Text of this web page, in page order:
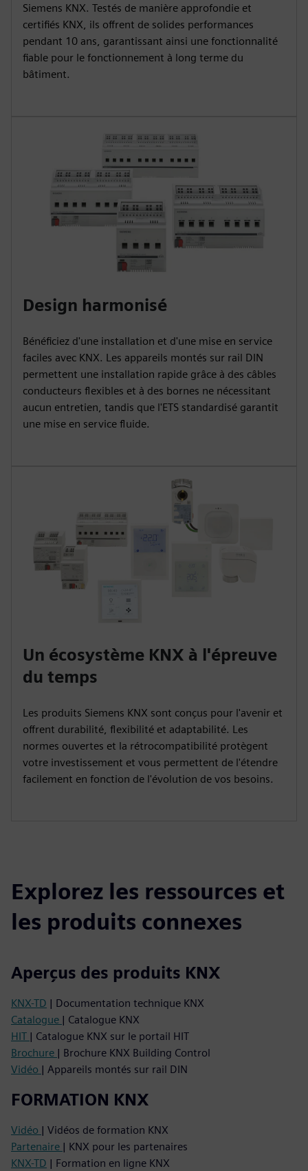
Siemens KNX. Testés de manière approfondie et
certifiés KNX, ils offrent de solides performances
pendant 10 ans, garantissant ainsi une fonctionnalité
fiable pour le fonctionnement à long terme du
bâtiment.
Design harmonisé
Bénéficiez d'une installation et d'une mise en service
faciles avec KNX. Les appareils montés sur rail DIN
permettent une installation rapide grâce à des câbles
conducteurs flexibles et à des bornes ne nécessitant
aucun entretien, tandis que l'ETS standardisé garantit
une mise en service fluide.
Un écosystème KNX à l'épreuve
du temps
Les produits Siemens KNX sont conçus pour l'avenir et
offrent durabilité, flexibilité et adaptabilité. Les
normes ouvertes et la rétrocompatibilité protègent
votre investissement et vous permettent de l'étendre
facilement en fonction de l'évolution de vos besoins.
Explorez les ressources et
les produits connexes
Aperçus des produits KNX
KNX-TD | Documentation technique KNX
Catalogue | Catalogue KNX
HIT | Catalogue KNX sur le portail HIT
Brochure | Brochure KNX Building Control
Vidéo | Appareils montés sur rail DIN
FORMATION KNX
Vidéo | Vidéos de formation KNX
Partenaire | KNX pour les partenaires
KNX-TD | Formation en ligne KNX